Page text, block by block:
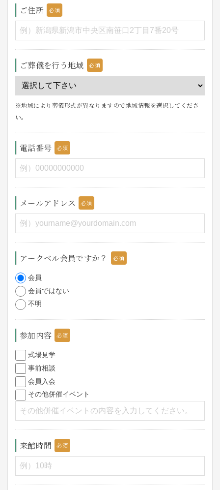
ご住所
ご葬儀を行う地域
※地域により葬儀形式が異なりますので地域情報を選択してくださ
い。
電話番号
メールアドレス
アークベル会員ですか？
会員
会員ではない
不明
参加内容
式場見学
事前相談
会員入会
その他併催イベント
来館時間